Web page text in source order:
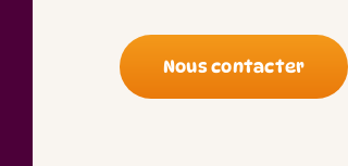
Nous contacter